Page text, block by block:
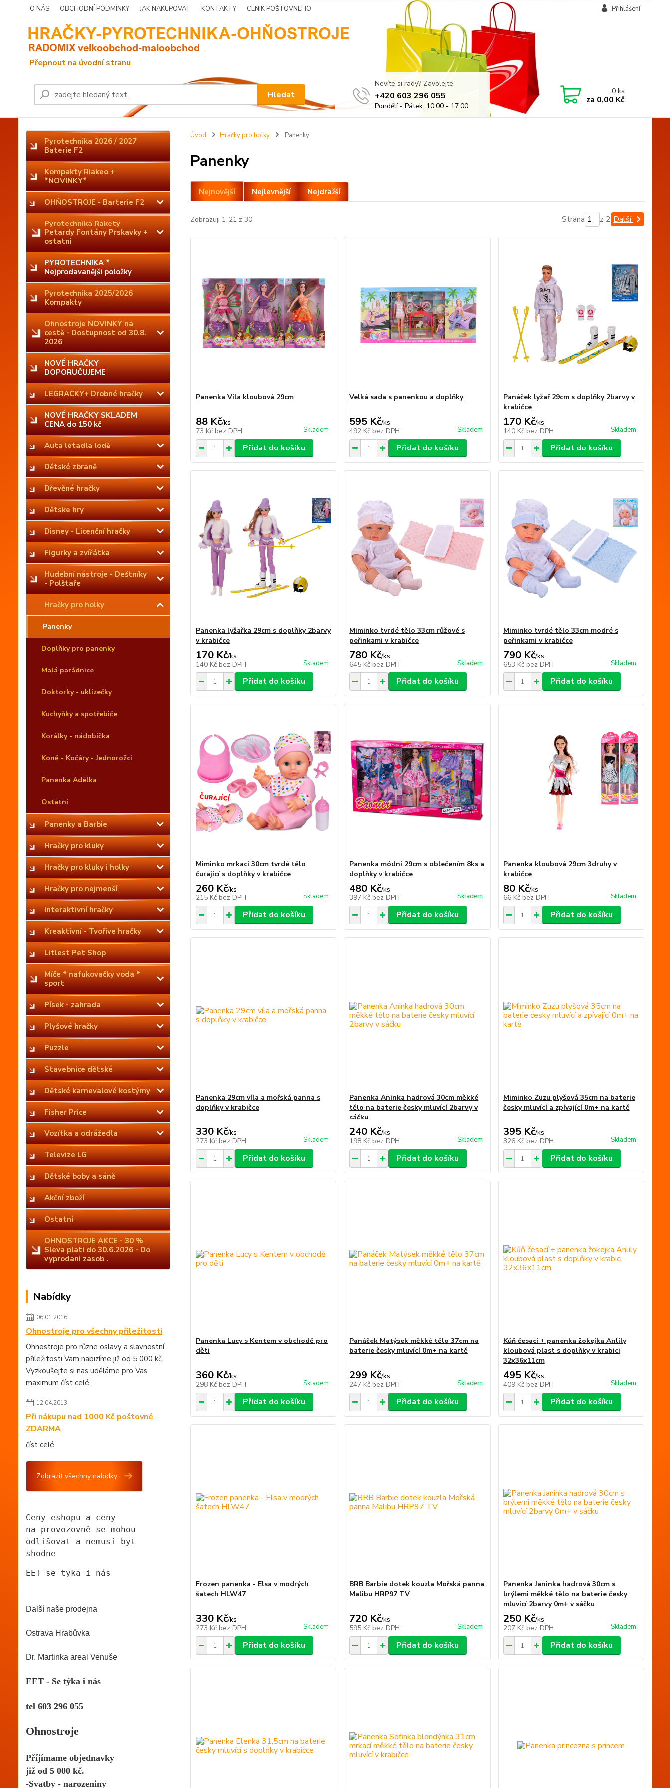
O NÁS OBCHODNÍ PODMÍNKY JAK NAKUPOVAT KONTAKTY CENIK POŠTOVNEHO Přihlášení
Hledat
Nevíte si rady? Zavolejte.
+420 603 296 055
Pondělí - Pátek: 10:00 - 17:00
0ks
za 0,00 Kč
Pyrotechnika 2026 / 2027
Baterie F2
Kompakty Riakeo +
*NOVINKY*
OHŇOSTROJE - Barterie F2
Pyrotechnika Rakety
Petardy Fontány Prskavky +
ostatni
PYROTECHNIKA *
Nejprodavanějši položky
Pyrotechnika 2025/2026
Kompakty
Ohnostroje NOVINKY na
cestě - Dostupnost od 30.8.
2026
NOVÉ HRAČKY
DOPORUČUJEME
LEGRACKY+ Drobné hračky
NOVÉ HRAČKY SKLADEM
CENA do 150 kč
Auta letadla lodě
Dětské zbraně
Dřevěné hračky
Dětske hry
Disney - Licenční hračky
Figurky a zvířátka
Hudební nástroje - Deštníky
- Polštaře
Hračky pro holky
Panenky
Doplňky pro panenky
Malá parádnice
Doktorky - uklízečky
Kuchyňky a spotřebiče
Korálky - nádobíčka
Koně - Kočáry - Jednorožci
Panenka Adélka
Ostatni
Panenky a Barbie
Hračky pro kluky
Hračky pro kluky i holky
Hračky pro nejmenší
Interaktivní hračky
Kreaktivní - Tvořive hračky
Litlest Pet Shop
Míče * nafukovačky voda *
sport
Písek - zahrada
Plyšové hračky
Puzzle
Stavebnice dětské
Dětské karnevalové kostýmy
Fisher Price
Vozítka a odrážedla
Televize LG
Dětské boby a sáně
Akční zboží
Ostatni
OHNOSTROJE AKCE - 30 %
Sleva plati do 30.6.2026 - Do
vyprodani zasob .
Nabídky
06.01.2016
Ohnostroje pro všechny přiležitosti
Ohnostroje pro různe oslavy a slavnostní
přiležitosti Vam nabizíme již od 5 000 kč.
Vyzkoušejte si nas uděláme pro Vas
maximum číst celé
12.04.2013
Při nákupu nad 1000 Kč poštovné
ZDARMA
číst celé
Zobrazit všechny nabídky
Ceny eshopu a ceny
na provozovně se mohou
odlišovat a nemusí byt
shodne
EET se tyka i nás
Další naše prodejna
Ostrava Hrabůvka
Dr. Martinka areal Venuše
EET - Se týka i nás
tel 603 296 055
Ohnostroje
Příjímame objednavky
již od 5 000 kč.
-Svatby - narozeniny
Úvod Hračky pro holky Panenky
Panenky
Nejnovější Nejlevnější Nejdražší
Zobrazuji 1-21 z 30 Strana z 2 Další
Panenka Víla kloubová 29cm
88 Kč/ks
73 Kč bez DPH Skladem
Přidat do košíku
Velká sada s panenkou a doplňky
595 Kč/ks
492 Kč bez DPH Skladem
Přidat do košíku
Panáček lyžař 29cm s doplňky 2barvy v
krabičce
170 Kč/ks
140 Kč bez DPH Skladem
Přidat do košíku
Panenka lyžařka 29cm s doplňky 2barvy
v krabičce
170 Kč/ks
140 Kč bez DPH Skladem
Přidat do košíku
Miminko tvrdé tělo 33cm růžové s
peřinkami v krabičce
780 Kč/ks
645 Kč bez DPH Skladem
Přidat do košíku
Miminko tvrdé tělo 33cm modré s
peřinkami v krabičce
790 Kč/ks
653 Kč bez DPH Skladem
Přidat do košíku
Miminko mrkací 30cm tvrdé tělo
čurající s doplňky v krabičce
260 Kč/ks
215 Kč bez DPH Skladem
Přidat do košíku
Panenka módní 29cm s oblečením 8ks a
doplňky v krabičce
480 Kč/ks
397 Kč bez DPH Skladem
Přidat do košíku
Panenka kloubová 29cm 3druhy v
krabičce
80 Kč/ks
66 Kč bez DPH Skladem
Přidat do košíku
Panenka 29cm víla a mořská panna s
doplňky v krabičce
330 Kč/ks
273 Kč bez DPH Skladem
Přidat do košíku
Panenka Aninka hadrová 30cm měkké
tělo na baterie česky mluvící 2barvy v
sáčku
240 Kč/ks
198 Kč bez DPH Skladem
Přidat do košíku
Miminko Zuzu plyšová 35cm na baterie
česky mluvící a zpívající 0m+ na kartě
395 Kč/ks
326 Kč bez DPH Skladem
Přidat do košíku
Panenka Lucy s Kentem v obchodě pro
děti
360 Kč/ks
298 Kč bez DPH Skladem
Přidat do košíku
Panáček Matýsek měkké tělo 37cm na
baterie česky mluvící 0m+ na kartě
299 Kč/ks
247 Kč bez DPH Skladem
Přidat do košíku
Kůň česací + panenka žokejka Anlily
kloubová plast s doplňky v krabici
32x36x11cm
495 Kč/ks
409 Kč bez DPH Skladem
Přidat do košíku
Frozen panenka - Elsa v modrých
šatech HLW47
330 Kč/ks
273 Kč bez DPH Skladem
Přidat do košíku
BRB Barbie dotek kouzla Mořská panna
Malibu HRP97 TV
720 Kč/ks
595 Kč bez DPH Skladem
Přidat do košíku
Panenka Janinka hadrová 30cm s
brýlemi měkké tělo na baterie česky
mluvící 2barvy 0m+ v sáčku
250 Kč/ks
207 Kč bez DPH Skladem
Přidat do košíku